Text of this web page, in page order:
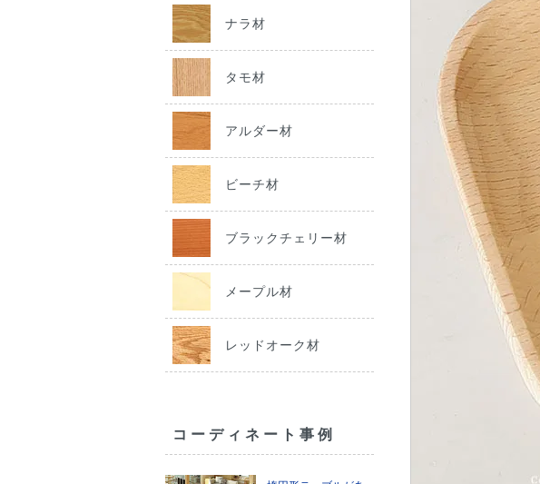
ナラ材
タモ材
アルダー材
ビーチ材
ブラックチェリー材
メープル材
レッドオーク材
コーディネート事例